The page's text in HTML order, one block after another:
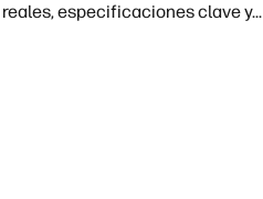
especificaciones clave y...